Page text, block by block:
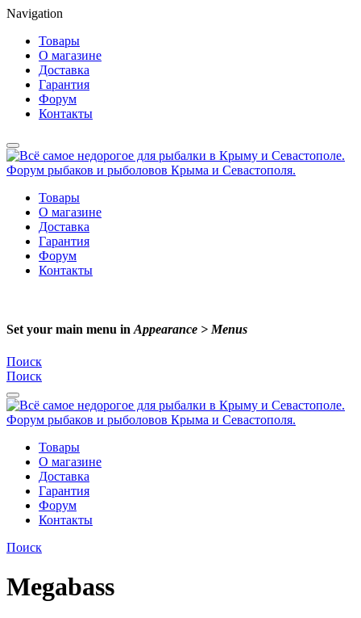
Navigation
Товары
О магазине
Доставка
Гарантия
Форум
Контакты
Товары
О магазине
Доставка
Гарантия
Форум
Контакты
Set your main menu in Appearance > Menus
Поиск
Поиск
Товары
О магазине
Доставка
Гарантия
Форум
Контакты
Поиск
Megabass